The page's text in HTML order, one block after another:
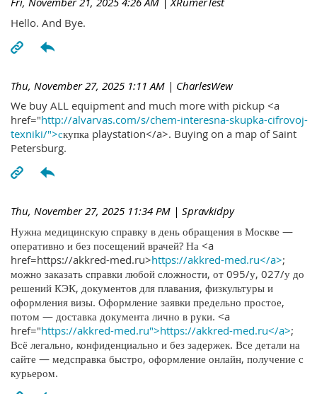
Hello. And Bye.
Thu, November 27, 2025 1:11 AM | CharlesWew
We buy ALL equipment and much more with pickup <a
href="http://alvarvas.com/s/chem-interesna-skupka-cifrovoj-
texniki/">скупка playstation</a>. Buying on a map of Saint
Petersburg.
Thu, November 27, 2025 11:34 PM | Spravkidpy
Нужна медицинскую справку в день обращения в Москве —
оперативно и без посещений врачей? На <a
href=https://akkred-med.ru>https://akkred-med.ru</a>;
можно заказать справки любой сложности, от 095/у, 027/у до
решений КЭК, документов для плавания, физкультуры и
оформления визы. Оформление заявки предельно простое,
потом — доставка документа лично в руки. <a
href="https://akkred-med.ru">https://akkred-med.ru</a>;
Всё легально, конфиденциально и без задержек. Все детали на
сайте — медсправка быстро, оформление онлайн, получение с
курьером.